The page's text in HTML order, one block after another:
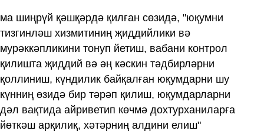
ма шиңрүй қәшқәрдә қилған сөзидә, "юқумни
тизгинләш хизмитиниң җиддийлики вә
мурәккәпликини тонуп йетиш, вабани контрол
қилишта җиддий вә әң кәскин тәдбирләрни
қоллиниш, күндилик байқалған юқумдарни шу
күнниң өзидә бир тәрәп қилиш, юқумдарларни
дәл вақтида айриветип көчмә дохтурханиларға
йөткәш арқилиқ, хәтәрниң алдини елиш"